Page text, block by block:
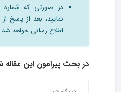
در صورتی که شماره
نمایید، بعد از پاسخ
اطلاع رسانی خواهد شد.
در بحث‌ پیرامون این مقاله